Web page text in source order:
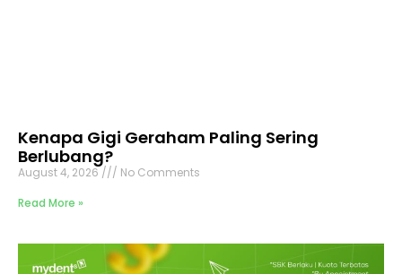
Kenapa Gigi Geraham Paling Sering
Berlubang?
August 4, 2026
No Comments
Read More »